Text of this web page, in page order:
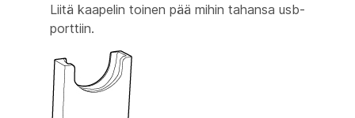
Liitä kaapelin toinen pää mihin tahansa usb-
porttiin.